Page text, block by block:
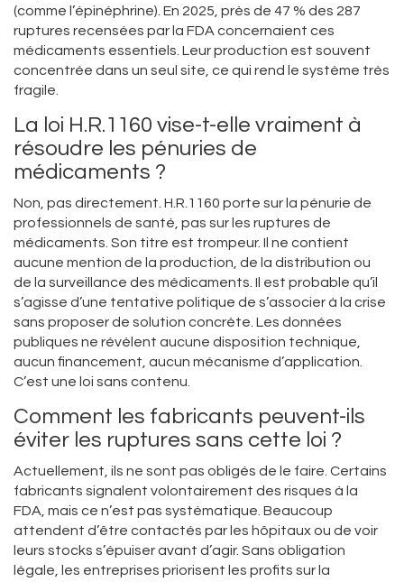
(comme l’épinéphrine). En 2025, près de 47 % des 287
ruptures recensées par la FDA concernaient ces
médicaments essentiels. Leur production est souvent
concentrée dans un seul site, ce qui rend le système très
fragile.
La loi H.R.1160 vise-t-elle vraiment à
résoudre les pénuries de
médicaments ?
Non, pas directement. H.R.1160 porte sur la pénurie de
professionnels de santé, pas sur les ruptures de
médicaments. Son titre est trompeur. Il ne contient
aucune mention de la production, de la distribution ou
de la surveillance des médicaments. Il est probable qu’il
s’agisse d’une tentative politique de s’associer à la crise
sans proposer de solution concrète. Les données
publiques ne révèlent aucune disposition technique,
aucun financement, aucun mécanisme d’application.
C’est une loi sans contenu.
Comment les fabricants peuvent-ils
éviter les ruptures sans cette loi ?
Actuellement, ils ne sont pas obligés de le faire. Certains
fabricants signalent volontairement des risques à la
FDA, mais ce n’est pas systématique. Beaucoup
attendent d’être contactés par les hôpitaux ou de voir
leurs stocks s’épuiser avant d’agir. Sans obligation
légale, les entreprises priorisent les profits sur la